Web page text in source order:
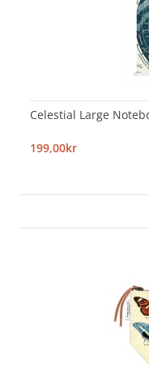
Celestial Large
199,00kr